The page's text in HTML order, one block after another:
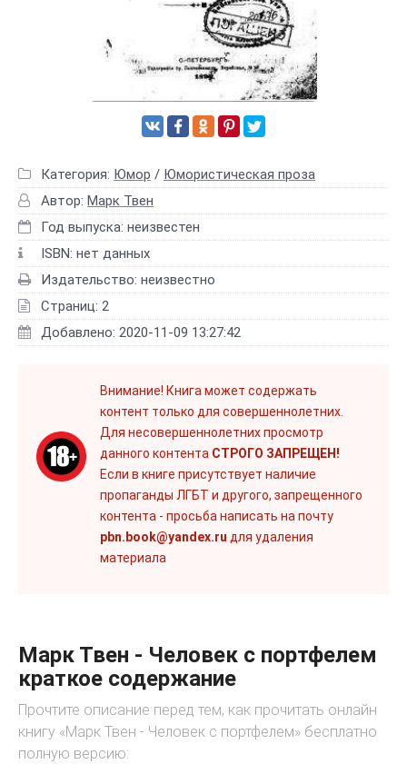
Категория: Юмор / Юмористическая проза
Автор: Марк Твен
Год выпуска: неизвестен
ISBN: нет данных
Издательство: неизвестно
Страниц: 2
Добавлено: 2020-11-09 13:27:42
Внимание! Книга может содержать
контент только для совершеннолетних.
Для несовершеннолетних просмотр
данного контента СТРОГО ЗАПРЕЩЕН!
Если в книге присутствует наличие
пропаганды ЛГБТ и другого, запрещенного
контента - просьба написать на почту
pbn.book@yandex.ru для удаления
материала
Марк Твен - Человек с портфелем
краткое содержание
Прочтите описание перед тем, как прочитать онлайн
книгу «Марк Твен - Человек с портфелем» бесплатно
полную версию: